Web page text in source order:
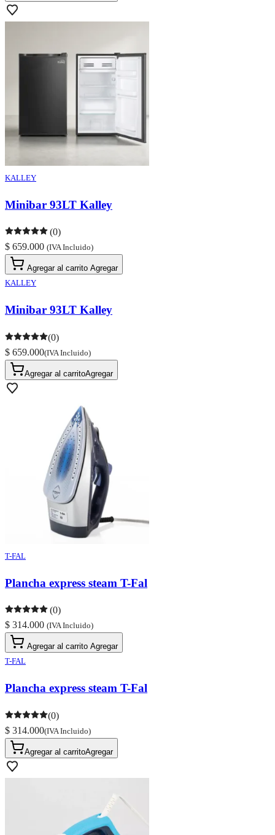
KALLEY
Minibar 93LT Kalley
(0)
$ 659.000 (IVA Incluido)
Agregar al carrito Agregar
KALLEY
Minibar 93LT Kalley
(0)
$ 659.000(IVA Incluido)
Agregar al carritoAgregar
T-FAL
Plancha express steam T-Fal
(0)
$ 314.000 (IVA Incluido)
Agregar al carrito Agregar
T-FAL
Plancha express steam T-Fal
(0)
$ 314.000(IVA Incluido)
Agregar al carritoAgregar